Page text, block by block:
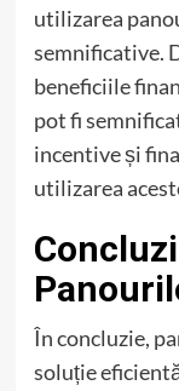
utilizarea
semnificative.
beneficiile
pot fi
incentive și
utilizarea
În concluzie,
soluție